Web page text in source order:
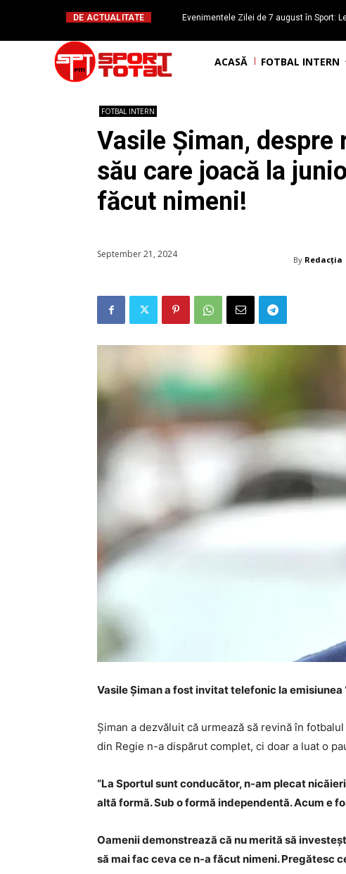
DE ACTUALITATE
Evenimentele Zilei de 7 august în Sport:
ACASĂ FOTBAL INTERN
FOTBAL INTERN
Vasile Șiman,
său care joacă la
făcut nimeni!
September 21, 2024 By Redacția
Vasile Șiman a fost invitat telefonic la
Șiman a dezvăluit că urmează să revină în
din Regie n-a dispărut complet, ci doar a luat o
“La Sportul sunt conducător, n-am plecat
altă formă. Sub o formă independentă. Acum e
Oamenii demonstrează că nu merită să
să mai fac ceva ce n-a făcut nimeni. Pregătesc